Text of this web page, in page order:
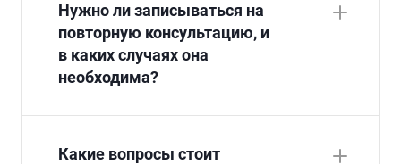
Нужно ли записываться на
повторную консультацию, и
в каких случаях она
необходима?
Какие вопросы стоит